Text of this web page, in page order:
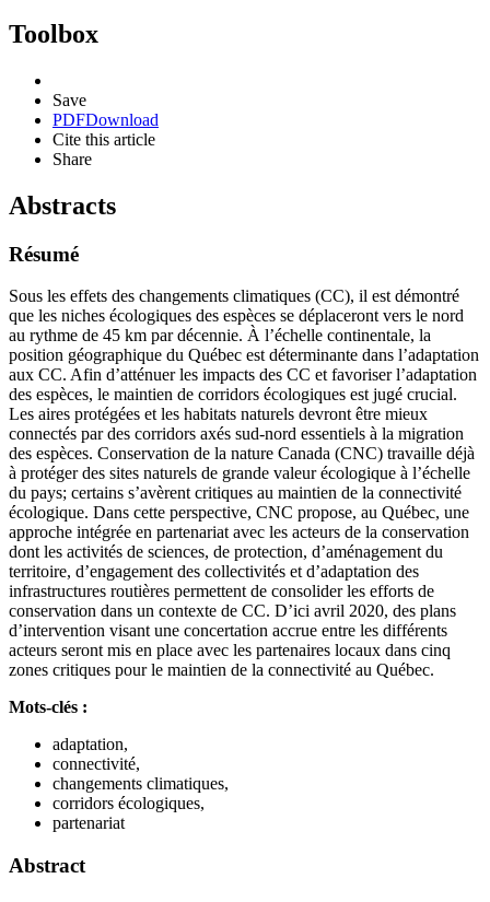
Toolbox
Save
PDFDownload
Cite this article
Share
Abstracts
Résumé
Sous les effets des changements climatiques (CC), il est démontré
que les niches écologiques des espèces se déplaceront vers le nord
au rythme de 45 km par décennie. À l’échelle continentale, la
position géographique du Québec est déterminante dans l’adaptation
aux CC. Afin d’atténuer les impacts des CC et favoriser l’adaptation
des espèces, le maintien de corridors écologiques est jugé crucial.
Les aires protégées et les habitats naturels devront être mieux
connectés par des corridors axés sud-nord essentiels à la migration
des espèces. Conservation de la nature Canada (CNC) travaille déjà
à protéger des sites naturels de grande valeur écologique à l’échelle
du pays; certains s’avèrent critiques au maintien de la connectivité
écologique. Dans cette perspective, CNC propose, au Québec, une
approche intégrée en partenariat avec les acteurs de la conservation
dont les activités de sciences, de protection, d’aménagement du
territoire, d’engagement des collectivités et d’adaptation des
infrastructures routières permettent de consolider les efforts de
conservation dans un contexte de CC. D’ici avril 2020, des plans
d’intervention visant une concertation accrue entre les différents
acteurs seront mis en place avec les partenaires locaux dans cinq
zones critiques pour le maintien de la connectivité au Québec.
Mots-clés :
adaptation,
connectivité,
changements climatiques,
corridors écologiques,
partenariat
Abstract